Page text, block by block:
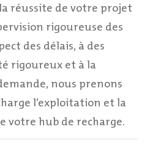
réussite de votre projet
rigoureuse des
des délais, à des
rigoureux et à la
nous prenons
l’exploitation et la
votre hub de recharge.